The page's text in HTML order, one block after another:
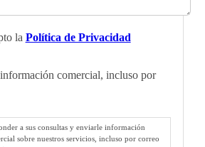
la Política de Privacidad
comercial, incluso por
a sus consultas y enviarle información
sobre nuestros servicios, incluso por correo